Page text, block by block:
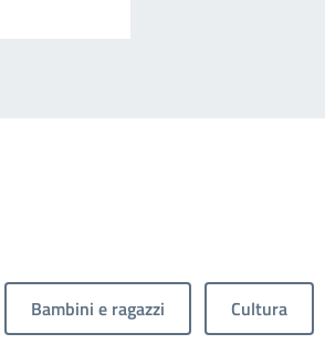
Bambini e ragazzi Cultura